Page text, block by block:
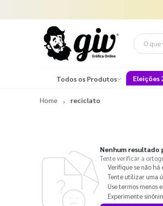
Todos os Produtos Eleições
Home reciclato
Nenhum resultado
Tente verificar a
Verifique se não
Tente utilizar uma
Use termos menos
Experimente